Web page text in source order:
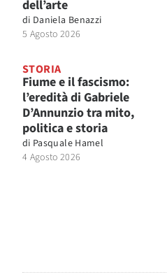
dell’arte
di Daniela Benazzi
5 Agosto 2026
STORIA
Fiume e il fascismo:
l’eredità di Gabriele
D’Annunzio tra mito,
politica e storia
di Pasquale Hamel
4 Agosto 2026